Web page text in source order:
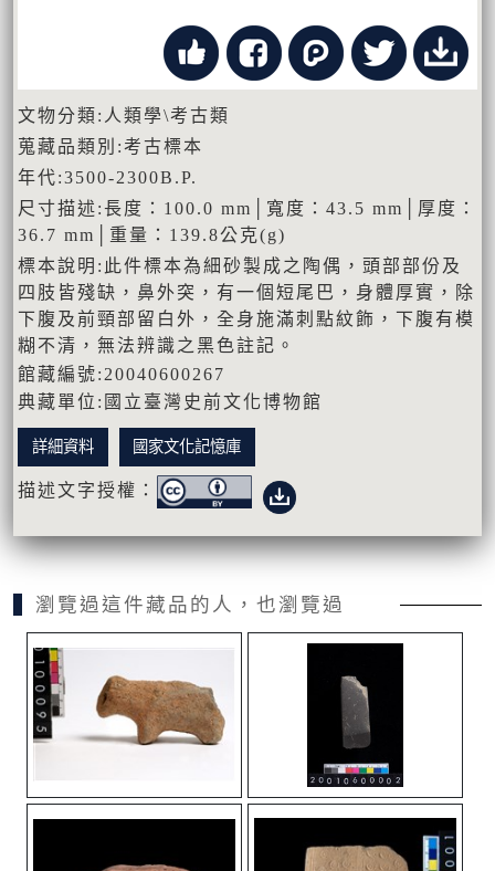
文物分類:人類學\考古類
蒐藏品類別:考古標本
年代:3500-2300B.P.
尺寸描述:長度：100.0 mm│寬度：43.5 mm│厚度：
36.7 mm│重量：139.8公克(g)
標本說明:此件標本為細砂製成之陶偶，頭部部份及
四肢皆殘缺，鼻外突，有一個短尾巴，身體厚實，除
下腹及前頸部留白外，全身施滿刺點紋飾，下腹有模
糊不清，無法辨識之黑色註記。
館藏編號:20040600267
典藏單位:國立臺灣史前文化博物館
詳細資料 國家文化記憶庫
描述文字授權：
瀏覽過這件藏品的人，也瀏覽過